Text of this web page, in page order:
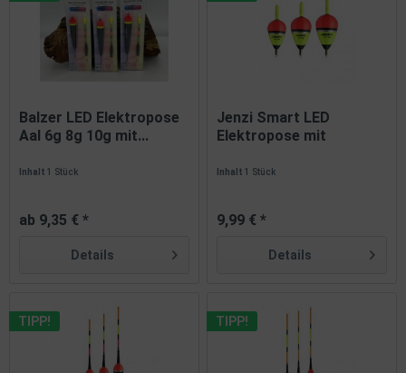
Balzer LED Elektropose
Aal 6g 8g 10g mit...
Inhalt1 Stück
ab 9,35 € *
Details
Jenzi Smart LED
Elektropose mit
Inhalt1 Stück
9,99 € *
Details
TIPP! TIPP!